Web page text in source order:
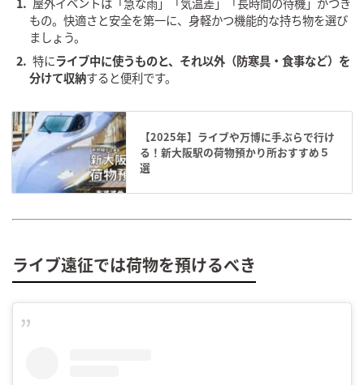
もの。快適さと安全を第一に、身軽かつ機能的な持ち物を選び
ましょう。
特にライブ中に使うものと、それ以外（防寒具・食事など）を
分けて収納すると便利です。
【2025年】ライブや万博に手ぶらで行け
る！新大阪駅の荷物預かり所おすすめ５
選
ライブ遠征では荷物を預けるべき